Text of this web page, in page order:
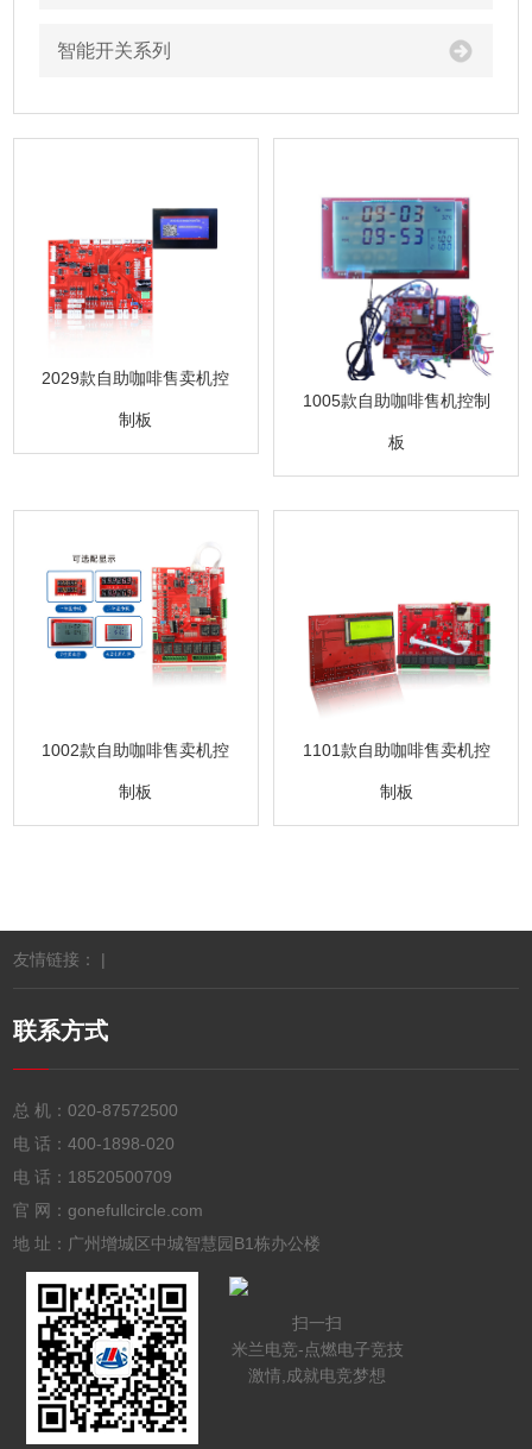
智能开关系列
2029款自助咖啡售卖机控
制板
1005款自助咖啡售机控制
板
1002款自助咖啡售卖机控
制板
1101款自助咖啡售卖机控
制板
友情链接： |
联系方式
总 机：020-87572500
电 话：400-1898-020
电 话： 18520500709
官 网：gonefullcircle.com
地 址：广州增城区中城智慧园B1栋办公楼
扫一扫
米兰电竞-点燃电子竞技
激情,成就电竞梦想